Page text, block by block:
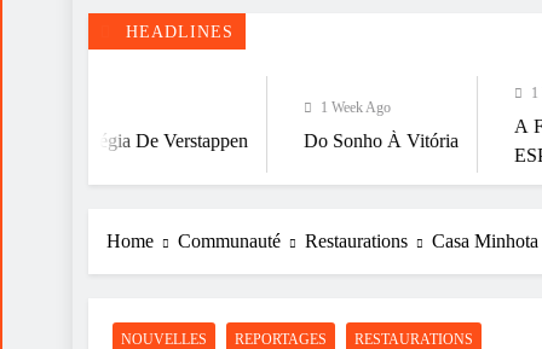
HEADLINES
Verstappen Do Sonho À Vitória
A FALÁCIA DA
Home Communauté Restaurations Casa Minhota
NOUVELLES REPORTAGES RESTAURATIONS